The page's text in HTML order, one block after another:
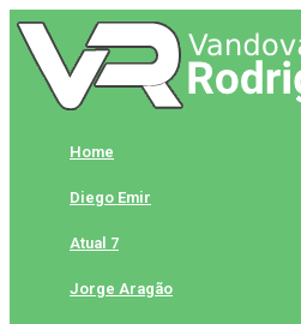
Skip
to
content
Home
Diego Emir
Atual 7
Jorge Aragão